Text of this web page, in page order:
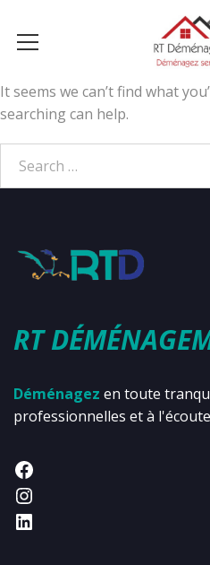
It seems we can’t find what
searching can help.
RT
Déménagez en toute
professionnelles et à